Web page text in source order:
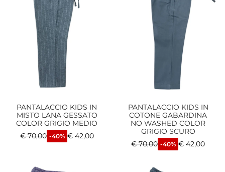
PANTALACCIO KIDS IN
MISTO LANA GESSATO
COLOR GRIGIO MEDIO
€70,00 -40% €42,00
PANTALACCIO KIDS IN
COTONE GABARDINA
NO WASHED COLOR
GRIGIO SCURO
€70,00 -40% € 42,00